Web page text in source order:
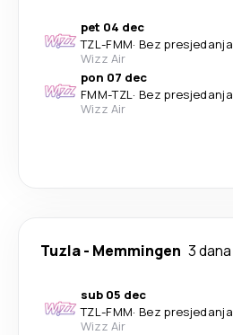
pet 04 dec
TZL-FMM· Bez presjedanja
Wizz Air
pon 07 dec
FMM-TZL· Bez presjedanja
Wizz Air
Tuzla- Memmingen 3 dana
sub 05 dec
TZL-FMM· Bez presjedanja
Wizz Air